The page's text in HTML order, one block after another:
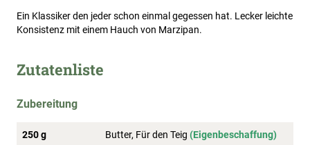
Ein Klassiker den jeder schon einmal gegessen hat. Lecker leichte
Konsistenz mit einem Hauch von Marzipan.
Zutatenliste
Zubereitung
250 g Butter, Für den Teig (Eigenbeschaffung)